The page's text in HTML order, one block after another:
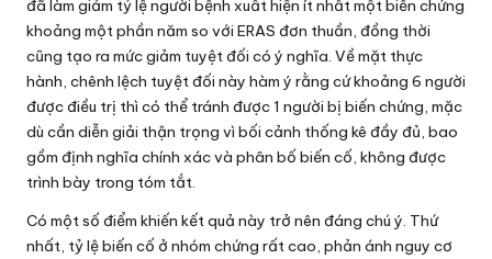
đã làm giảm tỷ lệ người bệnh xuất hiện ít nhất một biến chứng
khoảng một phần năm so với ERAS đơn thuần, đồng thời
cũng tạo ra mức giảm tuyệt đối có ý nghĩa. Về mặt thực
hành, chênh lệch tuyệt đối này hàm ý rằng cứ khoảng 6 người
được điều trị thì có thể tránh được 1 người bị biến chứng, mặc
dù cần diễn giải thận trọng vì bối cảnh thống kê đầy đủ, bao
gồm định nghĩa chính xác và phân bố biến cố, không được
trình bày trong tóm tắt.
Có một số điểm khiến kết quả này trở nên đáng chú ý. Thứ
nhất, tỷ lệ biến cố ở nhóm chứng rất cao, phản ánh nguy cơ